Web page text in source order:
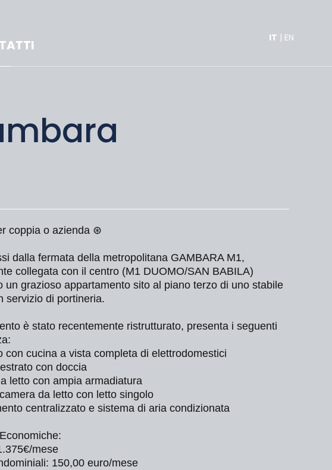
IT | EN
coppia o azienda ⊛
dalla fermata della metropolitana GAMBARA M1,
collegata con il centro (M1 DUOMO/SAN BABILA)
un grazioso appartamento sito al piano terzo di uno stabile
servizio di portineria.
è stato recentemente ristrutturato, presenta i seguenti
con cucina a vista completa di elettrodomestici
con doccia
letto con ampia armadiatura
da letto con letto singolo
centralizzato e sistema di aria condizionata
mese
150,00 euro/mese